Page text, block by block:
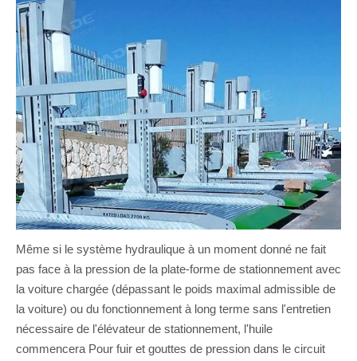
Même si le système hydraulique à un moment donné ne fait
pas face à la pression de la plate-forme de stationnement avec
la voiture chargée (dépassant le poids maximal admissible de
la voiture) ou du fonctionnement à long terme sans l'entretien
nécessaire de l'élévateur de stationnement, l'huile
commencera Pour fuir et gouttes de pression dans le circuit